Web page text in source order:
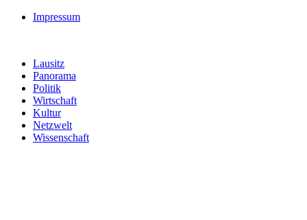
Impressum
Lausitz
Panorama
Politik
Wirtschaft
Kultur
Netzwelt
Wissenschaft